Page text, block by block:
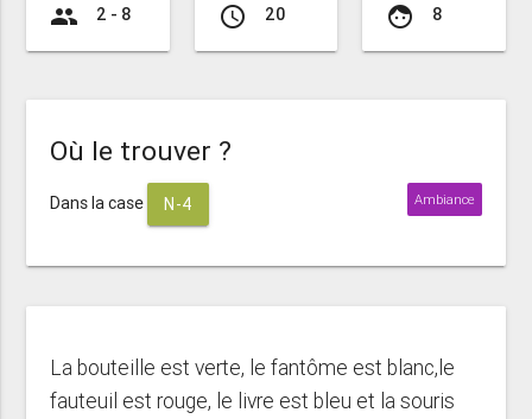
group 2 - 8 access_time 20 face 8
Où le trouver ?
Dans la case N-4 Ambiance
La bouteille est verte, le fantôme est blanc,le
fauteuil est rouge, le livre est bleu et la souris